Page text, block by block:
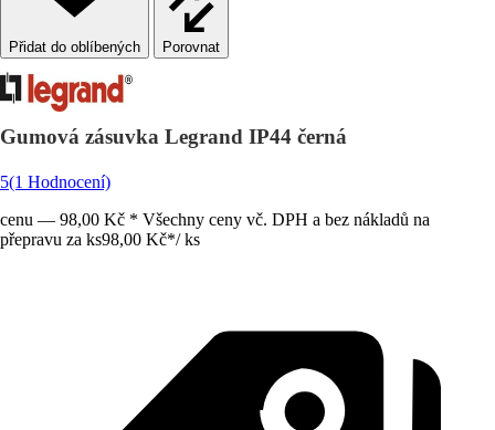
Porovnat
Gumová zásuvka Legrand IP44 černá
5(1 Hodnocení)
cenu — 98,00 Kč * Všechny ceny vč. DPH a bez nákladů na
přepravu za ks98,00 Kč*/ ks